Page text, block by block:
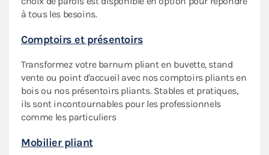
à tous les besoins.
Comptoirs et présentoirs
Transformez votre barnum pliant en buvette, stand
vente ou point d'accueil avec nos comptoirs pliants en
bois ou nos présentoirs pliants. Stables et pratiques,
ils sont incontournables pour les professionnels
comme les particuliers
Mobilier pliant